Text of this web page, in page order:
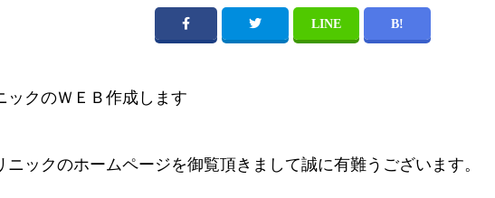
ックのＷＥＢ作成します
ニックのホームページを御覧頂きまして誠に有難うございます。